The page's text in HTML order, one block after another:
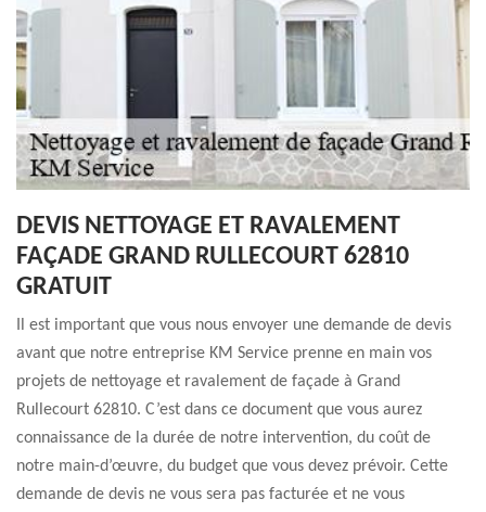
DEVIS NETTOYAGE ET RAVALEMENT
FAÇADE GRAND RULLECOURT 62810
GRATUIT
Il est important que vous nous envoyer une demande de devis
avant que notre entreprise KM Service prenne en main vos
projets de nettoyage et ravalement de façade à Grand
Rullecourt 62810. C’est dans ce document que vous aurez
connaissance de la durée de notre intervention, du coût de
notre main-d’œuvre, du budget que vous devez prévoir. Cette
demande de devis ne vous sera pas facturée et ne vous